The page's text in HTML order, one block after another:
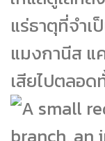
แร่ธาตุที่จำเ
แมงกานีส แ
เสียไปตลอด